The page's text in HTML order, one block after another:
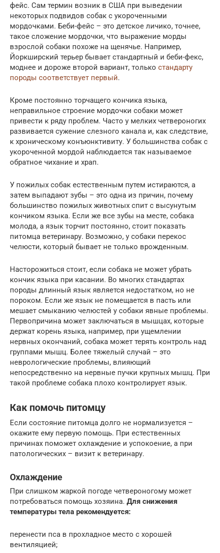
фейс. Сам термин возник в США при выведении
некоторых подвидов собак с укороченными
мордочками. Беби-фейс – это детское личико, точнее,
такое сложение мордочки, что выражение морды
взрослой собаки похоже на щенячье. Например,
Йоркширский терьер бывает стандартный и беби-фекс,
моднее и дороже второй вариант, только стандарту
породы соответствует первый.
Кроме постоянно торчащего кончика языка,
неправильное строение мордочки собаки может
привести к ряду проблем. Часто у мелких четвероногих
развивается сужение слезного канала и, как следствие,
к хроническому конъюнктивиту. У большинства собак с
укороченной мордой наблюдается так называемое
обратное чихание и храп.
У пожилых собак естественным путем истираются, а
затем выпадают зубы – это одна из причин, почему
большинство пожилых животных спит с высунутым
кончиком языка. Если же все зубы на месте, собака
молода, а язык торчит постоянно, стоит показать
питомца ветеринару. Возможно, у собаки перекос
челюсти, который бывает не только врожденным.
Насторожиться стоит, если собака не может убрать
кончик языка при касании. Во многих стандартах
породы длинный язык является недостатком, но не
пороком. Если же язык не помещается в пасть или
мешает смыканию челюстей у собаки явные проблемы.
Первопричина может заключаться в мышцах, которые
держат корень языка, например, при ущемлении
нервных окончаний, собака может терять контроль над
группами мышц. Более тяжелый случай – это
неврологические проблемы, влияющий
непосредственно на нервные пучки крупных мышц. При
такой проблеме собака плохо контролирует язык.
Как помочь питомцу
Если состояние питомца долго не нормализуется –
окажите ему первую помощь. При естественных
причинах поможет охлаждение и успокоение, а при
патологических – визит к ветеринару.
Охлаждение
При слишком жаркой погоде четвероногому может
потребоваться помощь хозяина. Для снижения
температуры тела рекомендуется:
перенести пса в прохладное место с хорошей
вентиляцией;